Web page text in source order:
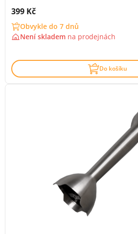
Cena s DPH:
399 Kč
Obvykle do 7 dnů
Není skladem na prodejnách
Do košíku